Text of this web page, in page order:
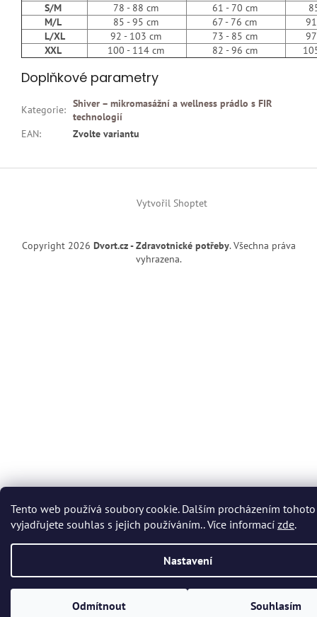
Tento web používá soubory cookie. Dalším procházením
vyjadřujete souhlas s jejich používáním.. Více informací zde.
Nastavení
Odmítnout Souhlasím
S/M
78 - 88 cm 61 - 70 cm
85
M/L
85 - 95 cm 67 - 76 cm
91 -
L/XL
92 - 103 cm 73 - 85 cm
97 -
XXL
100 - 114 cm 82 - 96 cm 105
Doplňkové parametry
Kategorie: Shiver – mikromasážní a wellness prádlo s FIR
technologií
EAN: Zvolte variantu
Z
Vytvořil Shoptet
Copyright 2026 Dvort.cz - Zdravotnické potřeby. Všechna práva
vyhrazena.